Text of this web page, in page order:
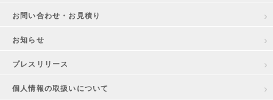
お問い合わせ・お見積り
お知らせ
プレスリリース
個人情報の取扱いについて